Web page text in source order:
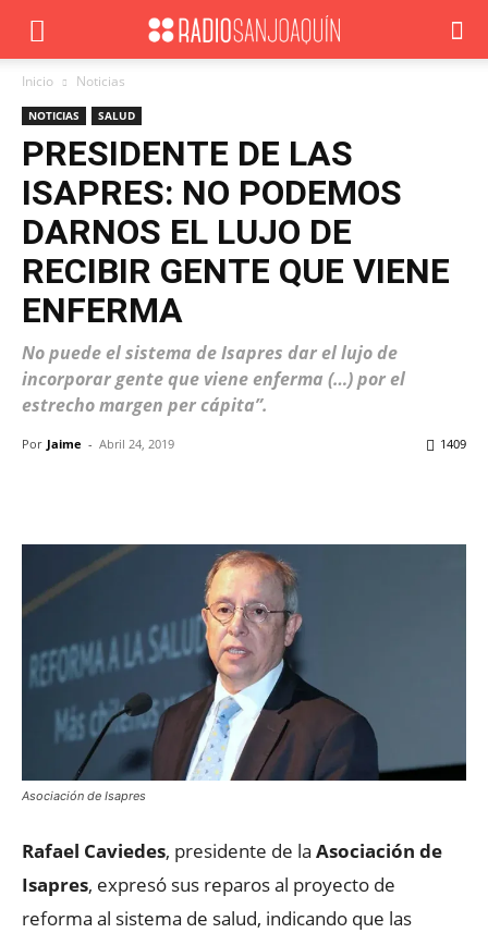
Inicio Noticias
NOTICIAS SALUD
PRESIDENTE DE LAS
ISAPRES: NO PODEMOS
DARNOS EL LUJO DE
RECIBIR GENTE QUE VIENE
ENFERMA
No puede el sistema de Isapres dar el lujo de
incorporar gente que viene enferma (…) por el
estrecho margen per cápita”.
Por Jaime - Abril 24, 2019 1409
Asociación de Isapres
Rafael Caviedes, presidente de la Asociación de
Isapres, expresó sus reparos al proyecto de
reforma al sistema de salud, indicando que las